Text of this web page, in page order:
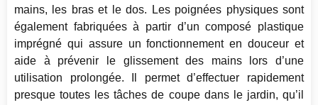
mains, les bras et le dos. Les poignées physiques sont
également fabriquées à partir d’un composé plastique
imprégné qui assure un fonctionnement en douceur et
aide à prévenir le glissement des mains lors d’une
utilisation prolongée. Il permet d’effectuer rapidement
presque toutes les tâches de coupe dans le jardin, qu’il